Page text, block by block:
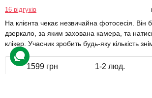
16 відгуків
На клієнта чекає незвичайна фотосесія. Він
дзеркало, за яким захована камера, та
клікер. Учасник зробить будь-яку кількість
1599 грн 1-2 люд.